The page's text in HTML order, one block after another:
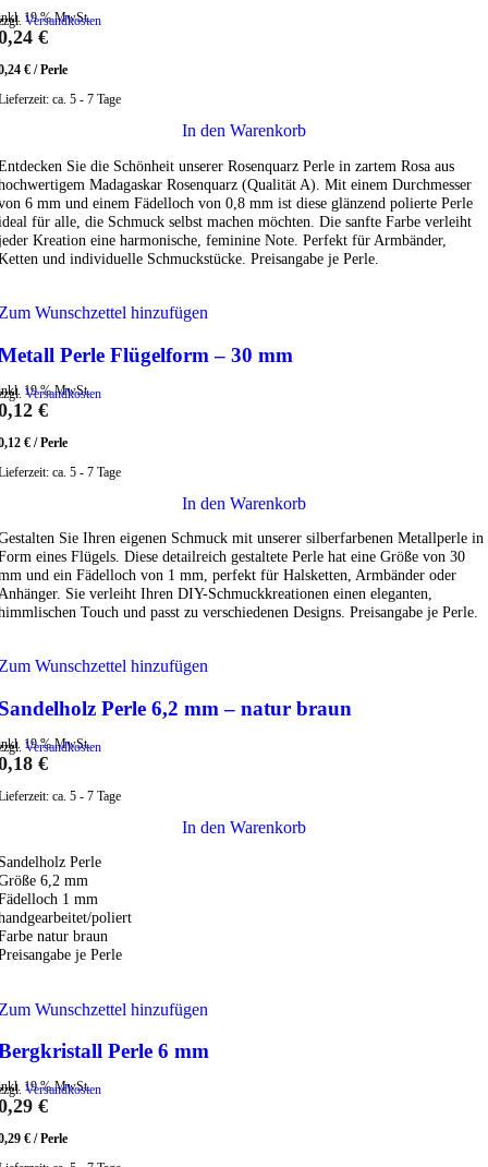
19 % MwSt.
Versandkosten
€
€ /Perle
ca. 5 - 7 Tage
In den Warenkorb
Sie die Schönheit unserer Rosenquarz Perle in zartem Rosa aus
Madagaskar Rosenquarz (Qualität A). Mit einem Durchmesser
6 mm und einem Fädelloch von 0,8 mm ist diese glänzend polierte Perle
für alle, die Schmuck selbst machen möchten. Die sanfte Farbe verleiht
Kreation eine harmonische, feminine Note. Perfekt für Armbänder,
und individuelle Schmuckstücke. Preisangabe je Perle.
Wunschzettel hinzufügen
Perle Flügelform – 30 mm
19 % MwSt.
Versandkosten
€
€ /Perle
ca. 5 - 7 Tage
In den Warenkorb
Sie Ihren eigenen Schmuck mit unserer silberfarbenen Metallperle in
eines Flügels. Diese detailreich gestaltete Perle hat eine Größe von 30
und ein Fädelloch von 1 mm, perfekt für Halsketten, Armbänder oder
Sie verleiht Ihren DIY-Schmuckkreationen einen eleganten,
Touch und passt zu verschiedenen Designs. Preisangabe je Perle.
Wunschzettel hinzufügen
Perle 6,2 mm – natur braun
19 % MwSt.
Versandkosten
€
ca. 5 - 7 Tage
In den Warenkorb
Perle
6,2 mm
1 mm
poliert
natur braun
je Perle
Wunschzettel hinzufügen
Perle 6 mm
19 % MwSt.
Versandkosten
€
€ /Perle